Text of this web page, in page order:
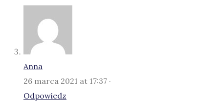
Anna
26 marca 2021 at 17:37 ·
Odpowiedz